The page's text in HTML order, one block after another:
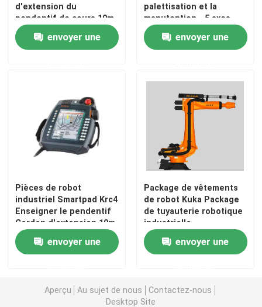
d'extension du
pendentif de cours 10m
envoyer une
palettisation et la
manutention - 5 axes
envoyer une
Pièces de robot
industriel Smartpad Krc4
Enseigner le pendentif
Cordon d'extension 10m
envoyer une
Package de vêtements
de robot Kuka Package
de tuyauterie robotique
industrielle
envoyer une
Aperçu Au sujet de nous
Contactez-nous
Desktop Site